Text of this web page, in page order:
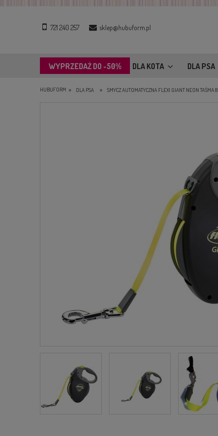
721 240 257 sklep@hubuform.pl
WYPRZEDAŻ DO -50% DLA KOTA DLA PSA
HUBUFORM » DLA PSA » SMYCZ AUTOMATYCZNA FLEXI GIANT NEON TAŚMA